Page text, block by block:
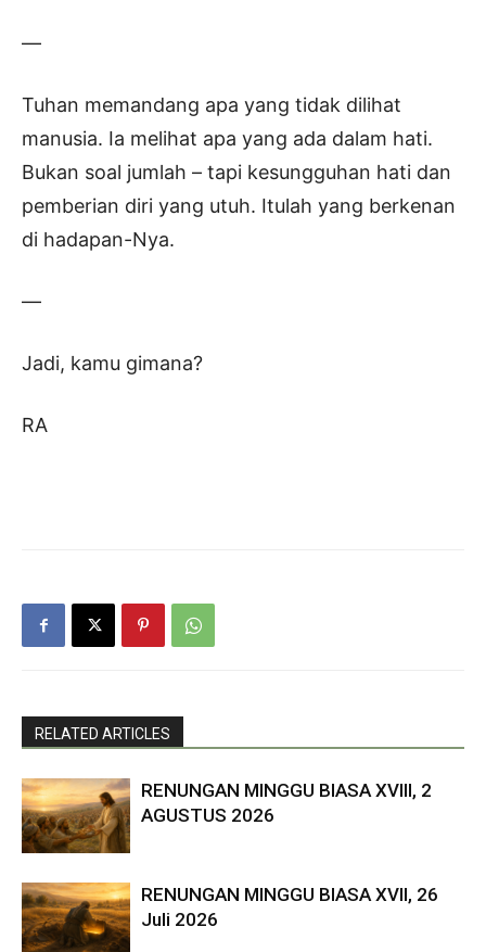
—
Tuhan memandang apa yang tidak dilihat
manusia. Ia melihat apa yang ada dalam hati.
Bukan soal jumlah – tapi kesungguhan hati dan
pemberian diri yang utuh. Itulah yang berkenan
di hadapan-Nya.
—
Jadi, kamu gimana?
RA
RELATED ARTICLES
RENUNGAN MINGGU BIASA XVIII, 2
AGUSTUS 2026
RENUNGAN MINGGU BIASA XVII, 26
Juli 2026